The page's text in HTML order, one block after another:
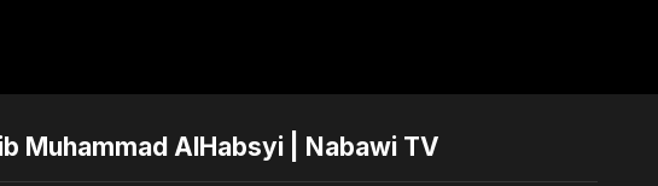
Muhammad AlHabsyi | Nabawi TV